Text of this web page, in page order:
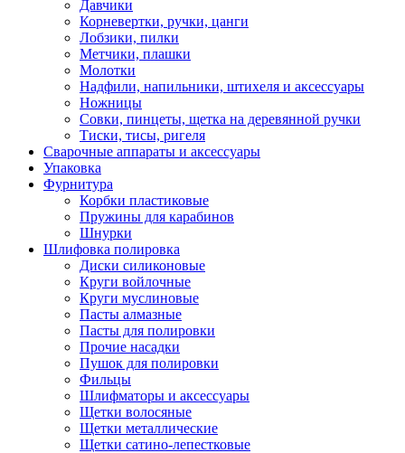
Давчики
Корневертки, ручки, цанги
Лобзики, пилки
Метчики, плашки
Молотки
Надфили, напильники, штихеля и аксессуары
Ножницы
Совки, пинцеты, щетка на деревянной ручки
Тиски, тисы, ригеля
Сварочные аппараты и аксессуары
Упаковка
Фурнитура
Корбки пластиковые
Пружины для карабинов
Шнурки
Шлифовка полировка
Диски силиконовые
Круги войлочные
Круги муслиновые
Пасты алмазные
Пасты для полировки
Прочие насадки
Пушок для полировки
Фильцы
Шлифматоры и аксессуары
Щетки волосяные
Щетки металлические
Щетки сатино-лепестковые